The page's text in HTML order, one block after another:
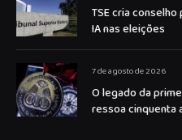
TSE cria
IA nas eleições
7 de agosto de 2026
O legado da
ressoa cinquenta